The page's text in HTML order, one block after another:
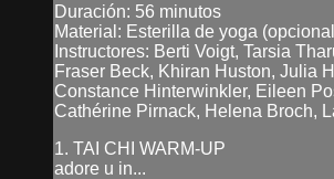
Duración: 56 minutos
Material: Esterilla de yoga
Instructores: Berti Voigt, Tarsia
Fraser Beck, Khiran Huston, Julia
Constance Hinterwinkler, Eileen
Cathérine Pirnack, Helena Broch,
1. TAI CHI WARM-UP
adore u in...